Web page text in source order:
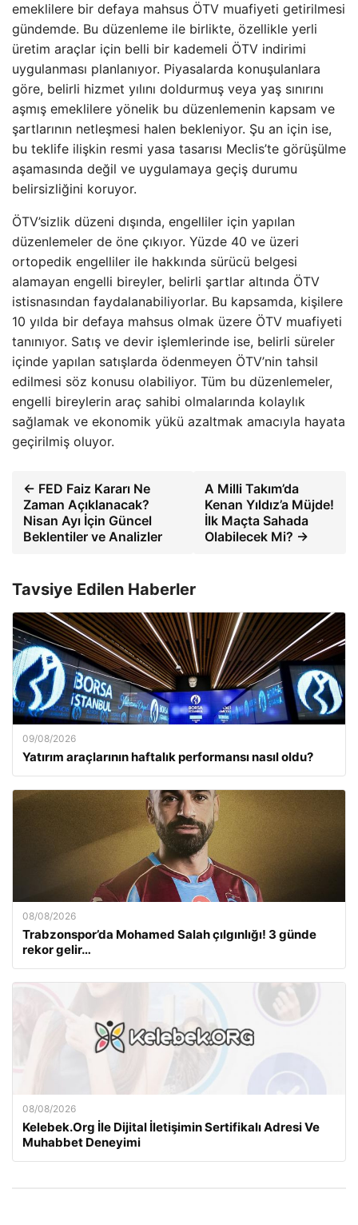
emeklilere bir defaya mahsus ÖTV muafiyeti getirilmesi
gündemde. Bu düzenleme ile birlikte, özellikle yerli
üretim araçlar için belli bir kademeli ÖTV indirimi
uygulanması planlanıyor. Piyasalarda konuşulanlara
göre, belirli hizmet yılını doldurmuş veya yaş sınırını
aşmış emeklilere yönelik bu düzenlemenin kapsam ve
şartlarının netleşmesi halen bekleniyor. Şu an için ise,
bu teklife ilişkin resmi yasa tasarısı Meclis’te görüşülme
aşamasında değil ve uygulamaya geçiş durumu
belirsizliğini koruyor.
ÖTV’sizlik düzeni dışında, engelliler için yapılan
düzenlemeler de öne çıkıyor. Yüzde 40 ve üzeri
ortopedik engelliler ile hakkında sürücü belgesi
alamayan engelli bireyler, belirli şartlar altında ÖTV
istisnasından faydalanabiliyorlar. Bu kapsamda, kişilere
10 yılda bir defaya mahsus olmak üzere ÖTV muafiyeti
tanınıyor. Satış ve devir işlemlerinde ise, belirli süreler
içinde yapılan satışlarda ödenmeyen ÖTV’nin tahsil
edilmesi söz konusu olabiliyor. Tüm bu düzenlemeler,
engelli bireylerin araç sahibi olmalarında kolaylık
sağlamak ve ekonomik yükü azaltmak amacıyla hayata
geçirilmiş oluyor.
← FED Faiz Kararı Ne
Zaman Açıklanacak?
Nisan Ayı İçin Güncel
Beklentiler ve Analizler
A Milli Takım’da
Kenan Yıldız’a Müjde!
İlk Maçta Sahada
Olabilecek Mi? →
Tavsiye Edilen Haberler
09/08/2026
Yatırım araçlarının haftalık performansı nasıl oldu?
08/08/2026
Trabzonspor’da Mohamed Salah çılgınlığı! 3 günde
rekor gelir…
08/08/2026
Kelebek.Org İle Dijital İletişimin Sertifikalı Adresi Ve
Muhabbet Deneyimi